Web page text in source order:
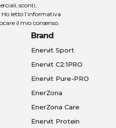
sconti,
letto l’informativa
il mio consenso.
Brand
Enervit Sport
Enervit C2:1PRO
Enervit Pure-PRO
EnerZona
EnerZona Care
Enervit Protein